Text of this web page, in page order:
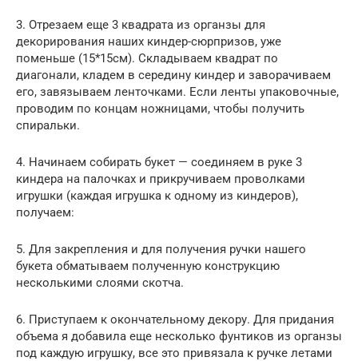
3. Отрезаем еще 3 квадрата из органзы для
декорирования наших киндер-сюрпризов, уже
поменьше (15*15см). Складываем квадрат по
диагонали, кладем в середину киндер и заворачиваем
его, завязываем ленточками. Если ленты упаковочные,
проводим по концам ножницами, чтобы получить
спиральки.
4. Начинаем собирать букет — соединяем в руке 3
киндера на палочках и прикручиваем проволками
игрушки (каждая игрушка к одному из киндеров),
получаем:
5. Для закрепления и для получения ручки нашего
букета обматываем полученную конструкцию
несколькими слоями скотча.
6. Приступаем к окончательному декору. Для придания
объема я добавила еще несколько фунтиков из органзы
под каждую игрушку, все это привязала к ручке летами